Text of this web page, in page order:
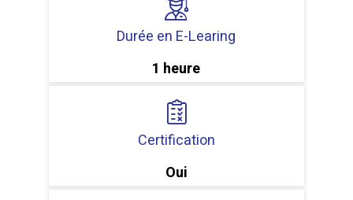
Durée en E-Learing
1 heure
Certification
Oui